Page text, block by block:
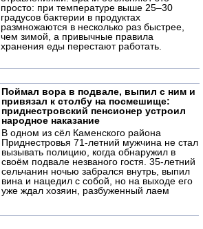
просто: при температуре выше 25–30
градусов бактерии в продуктах
размножаются в несколько раз быстрее,
чем зимой, а привычные правила
хранения еды перестают работать.
Поймал вора в подвале, выпил с ним и
привязал к столбу на посмешище:
приднестровский пенсионер устроил
народное наказание
В одном из сёл Каменского района
Приднестровья 71-летний мужчина не стал
вызывать полицию, когда обнаружил в
своём подвале незваного гостя. 35-летний
сельчанин ночью забрался внутрь, выпил
вина и нацедил с собой, но на выходе его
уже ждал хозяин, разбуженный лаем